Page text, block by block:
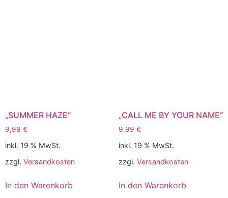
„SUMMER HAZE“
9,99 €
inkl. 19 % MwSt.
zzgl. Versandkosten
In den Warenkorb
„CALL ME BY YOUR NAME“
9,99 €
inkl. 19 % MwSt.
zzgl. Versandkosten
In den Warenkorb